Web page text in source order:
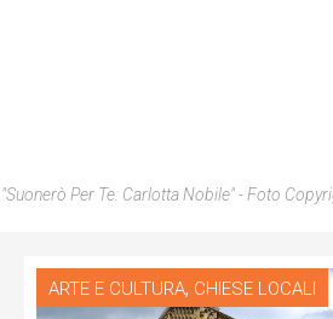
"Suonerò Per Te: Carlotta Nobile" - Foto
ARTE E CULTURA, CHIESE LOCALI